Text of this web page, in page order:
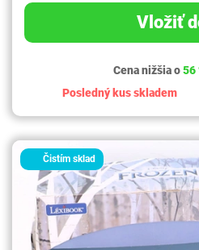
Vložiť
Cena nižšia o56
Posledný kus skladem
Čistím sklad